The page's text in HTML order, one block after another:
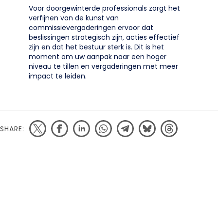
Voor doorgewinterde professionals zorgt het
verfijnen van de kunst van
commissievergaderingen ervoor dat
beslissingen strategisch zijn, acties effectief
zijn en dat het bestuur sterk is. Dit is het
moment om uw aanpak naar een hoger
niveau te tillen en vergaderingen met meer
impact te leiden.
SHARE: